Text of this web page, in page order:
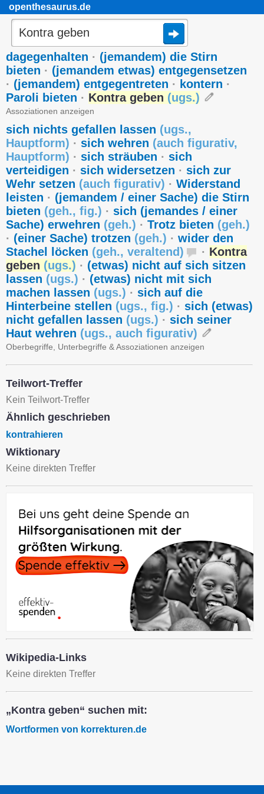
openthesaurus.de
dagegenhalten · (jemandem) die Stirn
bieten · (jemandem etwas) entgegensetzen
· (jemandem) entgegentreten · kontern ·
Paroli bieten · Kontra geben (ugs.)
Assoziationen anzeigen
sich nichts gefallen lassen (ugs.,
Hauptform) · sich wehren (auch figurativ,
Hauptform) · sich sträuben · sich
verteidigen · sich widersetzen · sich zur
Wehr setzen (auch figurativ) · Widerstand
leisten · (jemandem / einer Sache) die Stirn
bieten (geh., fig.) · sich (jemandes / einer
Sache) erwehren (geh.) · Trotz bieten (geh.)
· (einer Sache) trotzen (geh.) · wider den
Stachel löcken (geh., veraltend) · Kontra
geben (ugs.) · (etwas) nicht auf sich sitzen
lassen (ugs.) · (etwas) nicht mit sich
machen lassen (ugs.) · sich auf die
Hinterbeine stellen (ugs., fig.) · sich (etwas)
nicht gefallen lassen (ugs.) · sich seiner
Haut wehren (ugs., auch figurativ)
Oberbegriffe, Unterbegriffe & Assoziationen anzeigen
Teilwort-Treffer
Kein Teilwort-Treffer
Ähnlich geschrieben
kontrahieren
Wiktionary
Keine direkten Treffer
Wikipedia-Links
Keine direkten Treffer
„Kontra geben“ suchen mit:
Wortformen von korrekturen.de